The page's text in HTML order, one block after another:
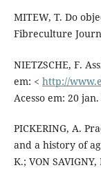
MITEW, T. Do
Fibreculture
NIETZSCHE, F.
em: < http://
Acesso em: 20
PICKERING, A.
and a history of
K.; VON